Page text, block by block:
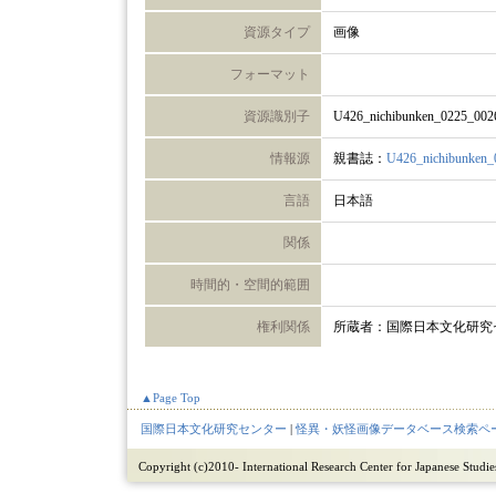
資源タイプ 画像
フォーマット
資源識別子
情報源 親書誌：
言語 日本語
関係
時間的・空間的範囲
権利関係 所蔵者：国際日本文化研
▲Page Top
国際日本文化研究センター |怪異・妖怪画像データベース検索ペ
Copyright (c)2010- International Research Center for Japanese